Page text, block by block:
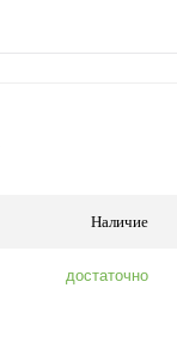
Наличие
достаточно